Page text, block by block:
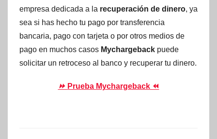
empresa dedicada a la recuperación de dinero, ya
sea si has hecho tu pago por transferencia
bancaria, pago con tarjeta o por otros medios de
pago en muchos casos Mychargeback puede
solicitar un retroceso al banco y recuperar tu dinero.
⏩ Prueba Mychargeback ⏪